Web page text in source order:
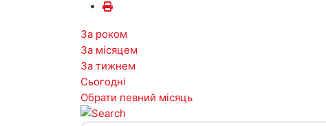
За роком
За місяцем
За тижнем
Сьогодні
Обрати певний місяць